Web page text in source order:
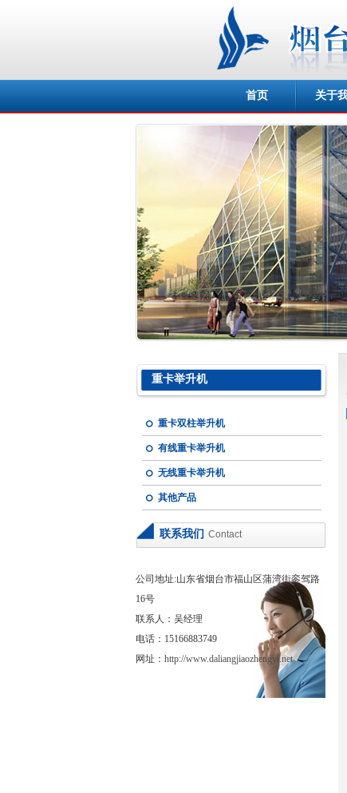
首页 关于
重卡举升机
重卡双柱举升机
有线重卡举升机
无线重卡举升机
其他产品
联系我们 Contact
公司地址:山东省烟台市福山区蒲湾街銮驾路
16号
联系人：吴经理
电话：15166883749
网址： http://www.daliangjiaozhengyi.net